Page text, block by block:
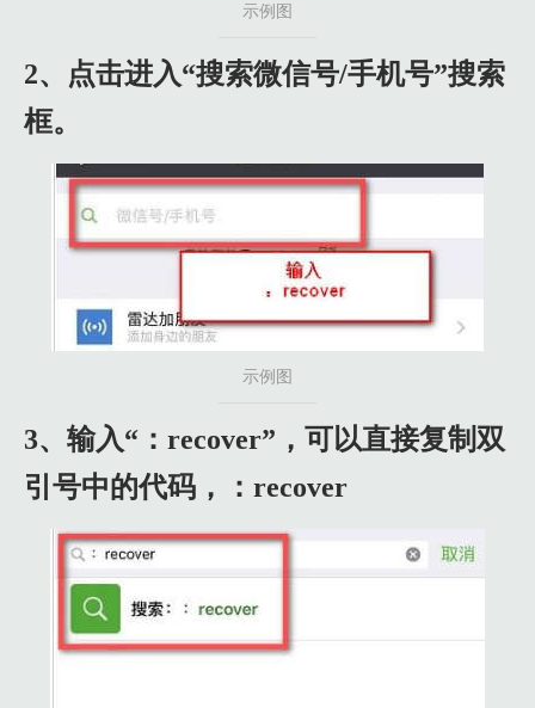
示例图
2、点击进入“搜索微信号/手机号”搜索
框。
示例图
3、输入“：recover”，可以直接复制双
引号中的代码，：recover